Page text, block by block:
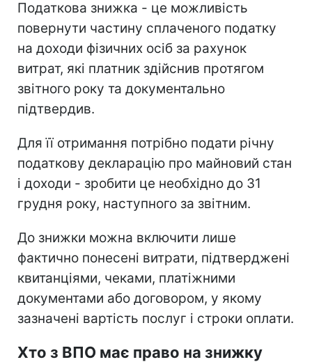
Податкова знижка - це можливість
повернути частину сплаченого податку
на доходи фізичних осіб за рахунок
витрат, які платник здійснив протягом
звітного року та документально
підтвердив.
Для її отримання потрібно подати річну
податкову декларацію про майновий стан
і доходи - зробити це необхідно до 31
грудня року, наступного за звітним.
До знижки можна включити лише
фактично понесені витрати, підтверджені
квитанціями, чеками, платіжними
документами або договором, у якому
зазначені вартість послуг і строки оплати.
Хто з ВПО має право на знижку